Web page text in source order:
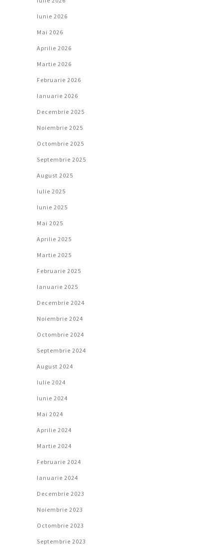
Iunie 2026
Mai 2026
Aprilie 2026
Martie 2026
Februarie 2026
Ianuarie 2026
Decembrie 2025
Noiembrie 2025
Octombrie 2025
Septembrie 2025
August 2025
Iulie 2025
Iunie 2025
Mai 2025
Aprilie 2025
Martie 2025
Februarie 2025
Ianuarie 2025
Decembrie 2024
Noiembrie 2024
Octombrie 2024
Septembrie 2024
August 2024
Iulie 2024
Iunie 2024
Mai 2024
Aprilie 2024
Martie 2024
Februarie 2024
Ianuarie 2024
Decembrie 2023
Noiembrie 2023
Octombrie 2023
Septembrie 2023